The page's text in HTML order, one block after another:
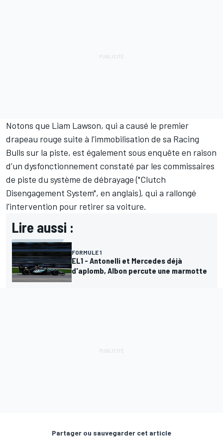
Notons que Liam Lawson, qui a causé le premier
drapeau rouge suite à l'immobilisation de sa Racing
Bulls sur la piste, est également sous enquête en raison
d'un dysfonctionnement constaté par les commissaires
de piste du système de débrayage ("Clutch
Disengagement System", en anglais), qui a rallongé
l'intervention pour retirer sa voiture.
Lire aussi :
FORMULE 1
EL1 - Antonelli et Mercedes déjà
d'aplomb, Albon percute une marmotte
Partager ou sauvegarder cet article